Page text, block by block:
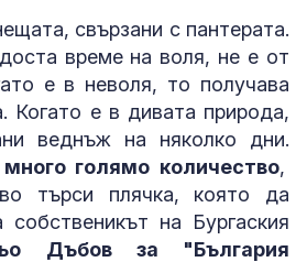
свързани с пантерата.
време на воля, не е от
е в неволя, то получава
Когато е в дивата природа,
веднъж на няколко дни.
голямо количество,
търси плячка, която да
собственикът на Бургаския
Дъбов за "България